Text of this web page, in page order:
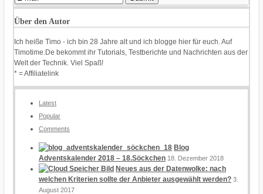
Über den Autor
Ich heiße Timo - ich bin 28 Jahre alt und ich blogge hier für euch. Auf
Timotime.De bekommt ihr Tutorials, Testberichte und Nachrichten aus der
Welt der Technik. Viel Spaß!
* = Affiliatelink
Latest
Popular
Comments
Blog
Adventskalender 2018 – 18.Söckchen 18. Dezember 2018
Neues aus der Datenwolke: nach
welchen Kriterien sollte der Anbieter ausgewählt werden? 3.
August 2017